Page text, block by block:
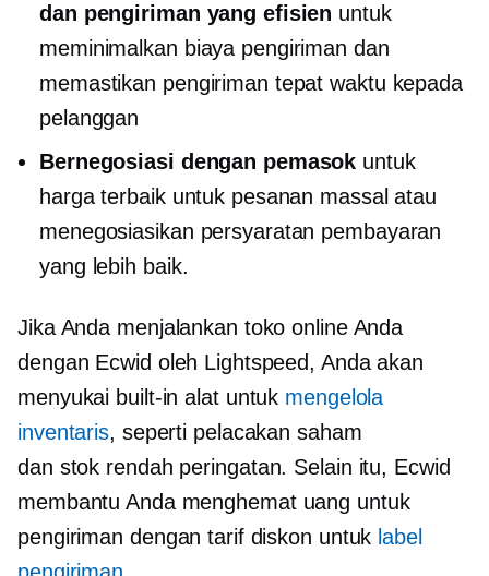
dan pengiriman yang efisien untuk
meminimalkan biaya pengiriman dan
memastikan pengiriman tepat waktu kepada
pelanggan
Bernegosiasi dengan pemasok untuk
harga terbaik untuk pesanan massal atau
menegosiasikan persyaratan pembayaran
yang lebih baik.
Jika Anda menjalankan toko online Anda
dengan Ecwid oleh Lightspeed, Anda akan
menyukai built-in alat untuk mengelola
inventaris, seperti pelacakan saham
dan stok rendah peringatan. Selain itu, Ecwid
membantu Anda menghemat uang untuk
pengiriman dengan tarif diskon untuk label